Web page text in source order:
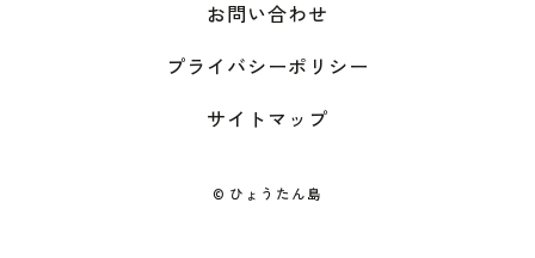
お問い合わせ
プライバシーポリシー
サイトマップ
© ひょうたん島